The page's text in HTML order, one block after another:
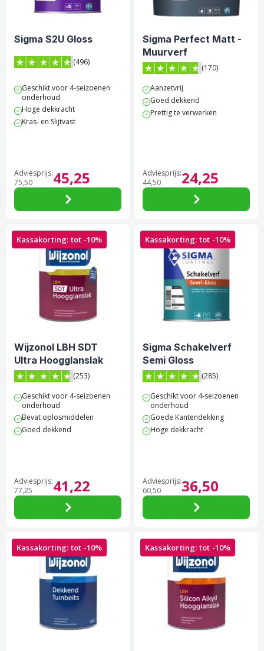
Sigma S2U Gloss
4.8 van 5 sterren score op Trustpilot
(496)
Geschikt voor 4-seizoenen
onderhoud
Hoge dekkracht
Kras- en Slijtvast
45,25
Adviesprijs:
75,50
Sigma Perfect Matt -
Muurverf
(170)
Aanzetvrij
Goed dekkend
Prettig te verwerken
24,25
Adviesprijs:
44,50
Kassakorting: tot -10%
Wijzonol LBH SDT
Ultra Hoogglanslak
(253)
Geschikt voor 4-seizoenen
onderhoud
Bevat oplosmiddelen
Goed dekkend
41,22
Adviesprijs:
77,25
Kassakorting: tot -10%
Sigma Schakelverf
Semi Gloss
(285)
Geschikt voor 4-seizoenen
onderhoud
Goede Kantendekking
Hoge dekkracht
36,50
Adviesprijs:
60,50
Kassakorting: tot -10% Kassakorting: tot -10%